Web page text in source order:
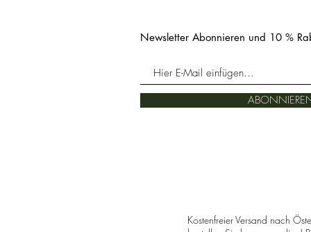
Newsletter Abonnieren und 10 %
Kostenfreier Versand nach